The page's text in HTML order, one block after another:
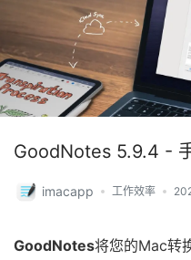
GoodNotes 5.9.4 -
imacapp 工作效率
GoodNotes将您的Mac转